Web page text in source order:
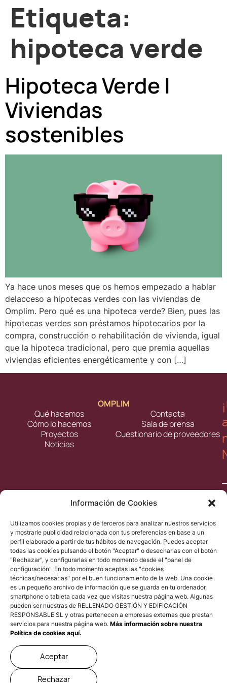
Información de Cookies
Utilizamos cookies propias y de terceros para analizar nuestros servicios
y mostrarle publicidad relacionada con tus preferencias en base a un
perfil elaborado a partir de tus hábitos de navegación. Puedes aceptar
todas las cookies pulsando el botón "Aceptar" o desecharlas con el botón
"Rechazar", y configurarlas en todo momento desde el "panel de
configuración". En todo momento aceptas las "cookies
técnicas/necesarias" por el buen funcionamiento de la web. Una cookie
es un pequeño archivo de información que se guarda en tu ordenador,
smartphone o tableta cada vez que visitas nuestra página web. Algunas
pueden ser nuestras de RELLENADO GESTIÓN Y EDIFICACIÓN
RESPONSABLE SL y otras pertenecen a empresas externas que prestan
servicios para nuestra página web. Más información sobre nuestra
Política de cookies aquí.
Aceptar
Rechazar
Etiqueta:
hipoteca verde
Hipoteca Verde |
Viviendas
sostenibles
Ya hace unos meses que os hemos empezado a hablar
delacceso a hipotecas verdes con las viviendas de
Omplim. Pero qué es una hipoteca verde? Bien, pues las
hipotecas verdes son préstamos hipotecarios por la
compra, construcción o rehabilitación de vivienda, igual
que la hipoteca tradicional, pero que premia aquellas
viviendas eficientes energéticamente y con […]
OMPLIM
Qué hacemos
Cómo lo hacemos
Proyectos
Noticias
Contacta
Sala de prensa
Cuestionario de proveedores
Aviso Legal Política de privacidad
Esta web se ha desarrollado teniendo en cuenta su impacto
ambiental.